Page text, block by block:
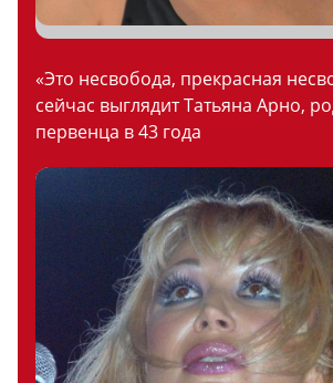
«Это несвобода, прекрасная
сейчас выглядит Татьяна Арно,
первенца в 43 года